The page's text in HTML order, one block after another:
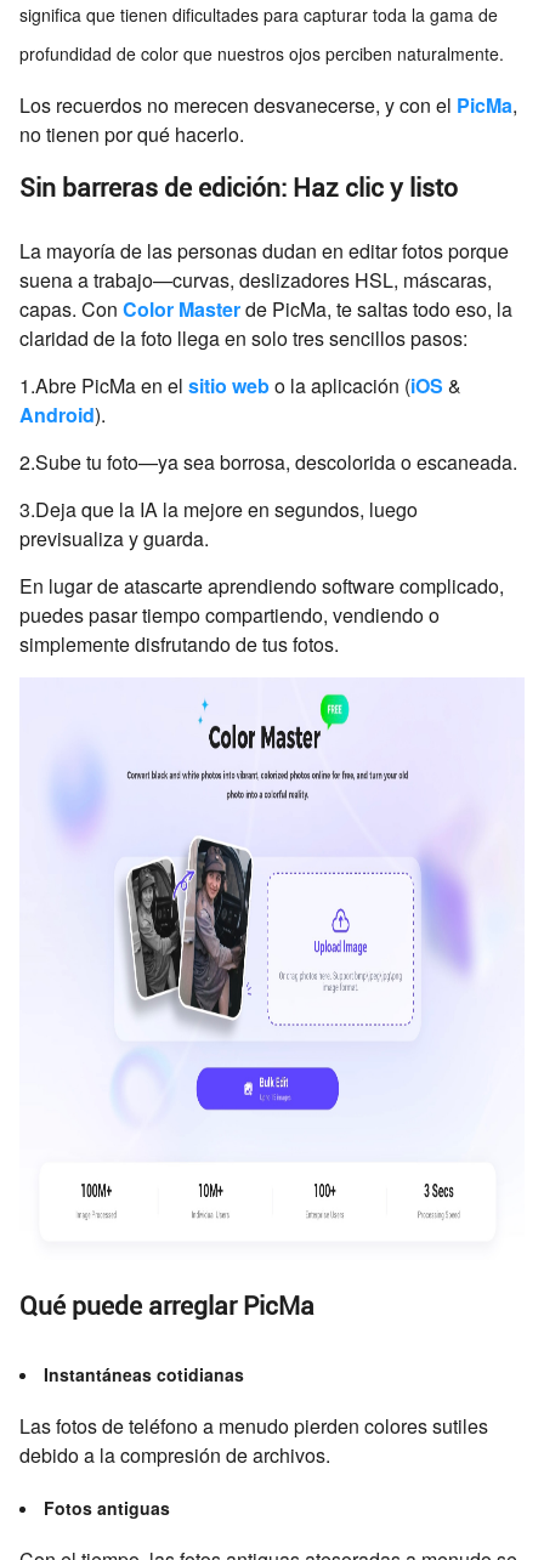
significa que tienen dificultades para capturar toda la gama de
profundidad de color que nuestros ojos perciben naturalmente.
Los recuerdos no merecen desvanecerse, y con el PicMa,
no tienen por qué hacerlo.
Sin barreras de edición: Haz clic y listo
La mayoría de las personas dudan en editar fotos porque
suena a trabajo—curvas, deslizadores HSL, máscaras,
capas. Con Color Masterde PicMa, te saltas todo eso, la
claridad de la foto llega en solo tres sencillos pasos:
1.Abre PicMa en el sitio webo la aplicación (iOS &
Android).
2.Sube tu foto—ya sea borrosa, descolorida o escaneada.
3.Deja que la IA la mejore en segundos, luego
previsualiza y guarda.
En lugar de atascarte aprendiendo software complicado,
puedes pasar tiempo compartiendo, vendiendo o
simplemente disfrutando de tus fotos.
Qué puede arreglar PicMa
Instantáneas cotidianas
Las fotos de teléfono a menudo pierden colores sutiles
debido a la compresión de archivos.
Fotos antiguas